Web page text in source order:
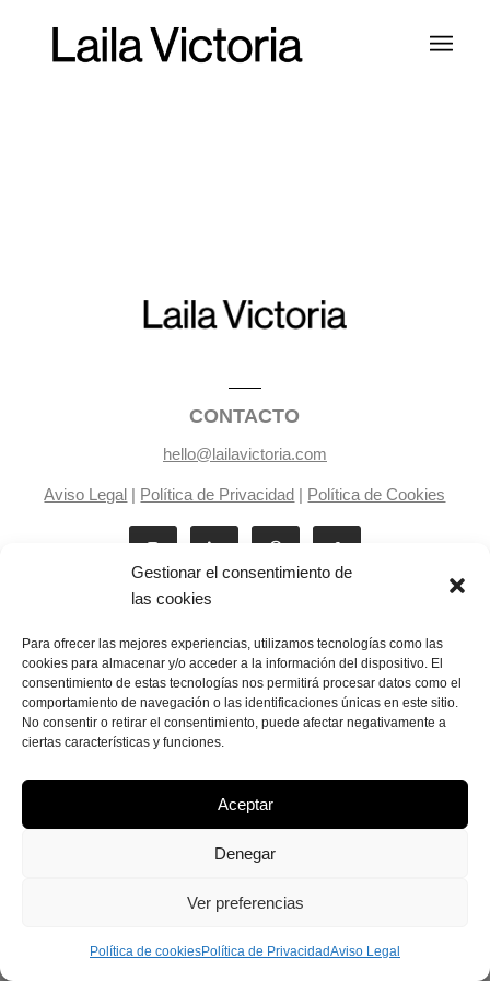
Gestionar el consentimiento de
las cookies
Para ofrecer las mejores experiencias, utilizamos tecnologías como las
cookies para almacenar y/o acceder a la información del dispositivo. El
consentimiento de estas tecnologías nos permitirá procesar datos como el
comportamiento de navegación o las identificaciones únicas en este sitio.
No consentir o retirar el consentimiento, puede afectar negativamente a
ciertas características y funciones.
Aceptar
Denegar
Ver preferencias
Política de cookiesPolítica de PrivacidadAviso Legal
CONTACTO
hello@lailavictoria.com
Aviso Legal | Política de Privacidad | Política de Cookies
Laila Victoria © copyright 2025